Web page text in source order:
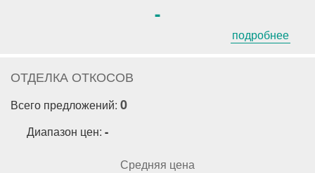
-
подробнее
ОТДЕЛКА ОТКОСОВ
Всего предложений: 0
Диапазон цен: -
Средняя цена